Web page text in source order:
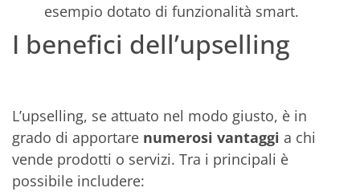
esempio dotato di funzionalità smart.
I benefici dell’upselling
L’upselling, se attuato nel modo giusto, è in
grado di apportare numerosi vantaggi a chi
vende prodotti o servizi. Tra i principali è
possibile includere: